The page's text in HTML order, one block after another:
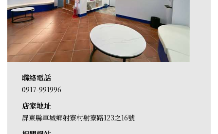
聯絡電話
0917-991996
店家地址
屏東縣車城鄉射寮村射寮路123之16號